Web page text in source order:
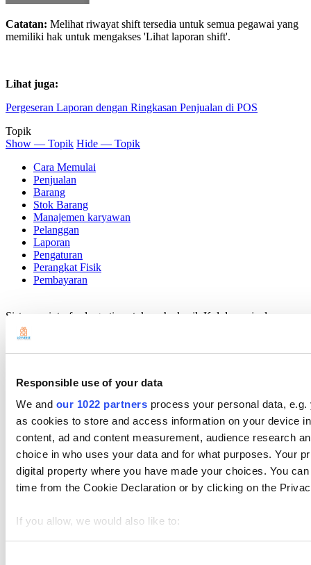
Responsible use of your data
We and our 1022 partners process your personal data,
as cookies to store and access information on your device
content, ad and content measurement, audience research
choice in who uses your data and for what purposes. Your
digital property where you have made your choices. You
time from the Cookie Declaration or by clicking on the
If you allow, we would also like to:
Collect information about your geographical location
Catatan: Melihat riwayat shift tersedia untuk semua pegawai yang
memiliki hak untuk mengakses 'Lihat laporan shift'.
Lihat juga:
Pergeseran Laporan dengan Ringkasan Penjualan di POS
Topik
Show — Topik Hide — Topik
Cara Memulai
Penjualan
Barang
Stok Barang
Manajemen karyawan
Pelanggan
Laporan
Pengaturan
Perangkat Fisik
Pembayaran
Sistem point-of-sale gratis untuk usaha kecil. Kelola penjualan,
inventaris, dan tim Anda dari perangkat apa pun.
Topik